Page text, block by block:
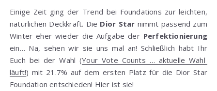
Einige Zeit ging der Trend bei Foundations zur leichten,
natürlichen Deckkraft. Die Dior Star nimmt passend zum
Winter eher wieder die Aufgabe der Perfektionierung
ein… Na, sehen wir sie uns mal an! Schließlich habt Ihr
Euch bei der Wahl (Your Vote Counts … aktuelle Wahl
läuft!) mit 21.7% auf dem ersten Platz für die Dior Star
Foundation entschieden! Hier ist sie!